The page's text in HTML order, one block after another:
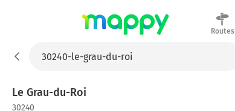
Routes
Le Grau-du-Roi
30240